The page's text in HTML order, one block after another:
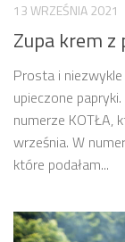
13 WRZEŚNIA 2021
Zupa krem
Prosta i
upieczone
numerze KOTŁA,
września. W
które podałam...